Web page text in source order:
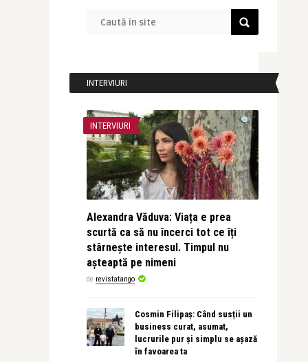
INTERVIURI
INTERVIURI
Alexandra Văduva: Viața e prea
scurtă ca să nu încerci tot ce îți
stârnește interesul. Timpul nu
așteaptă pe nimeni
de revistatango
Cosmin Filipaș: Când susții un
business curat, asumat,
lucrurile pur și simplu se așază
în favoarea ta